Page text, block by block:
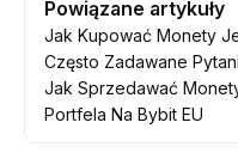
Powiązane artykuły
Jak Kupować Monety
Często Zadawane
Jak Sprzedawać
Portfela Na Bybit EU